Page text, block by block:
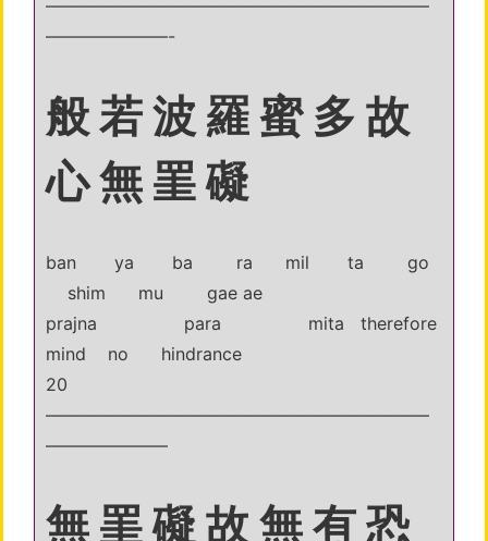
——————————————————————
———————-
般 若 波 羅 蜜 多 故
心 無 罣 礙
ban ya ba ra mil ta go
shim mu gae ae
prajna para mita therefore
mind no hindrance
20
——————————————————————
———————
無 罣 礙 故 無 有 恐